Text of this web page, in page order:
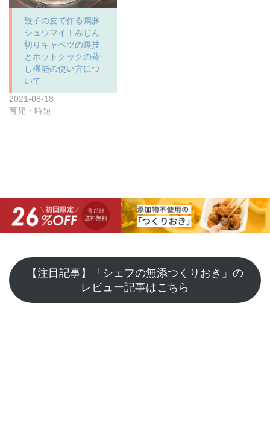
餃子の皮で作る鶏豚
シュウマイ！みじん
切りキャベツの裏技
とホットクックの蒸
し機能の使い方につ
いて
2021-08-18
育児・時短
【注目記事】「シェフの無添つくりおき」の
レビュー記事はこちら